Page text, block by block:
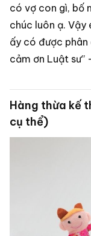
có vợ con gì, bố
chúc luôn ạ. Vậy
ấy có được phân
cảm ơn Luật sư”
Hàng thừa kế
cụ thể)